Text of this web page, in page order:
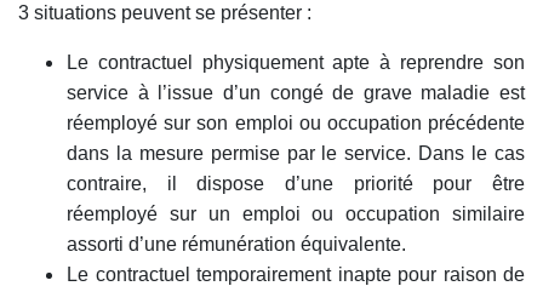
3 situations peuvent se présenter :
Le contractuel physiquement apte à reprendre son
service à l’issue d’un congé de grave maladie est
réemployé sur son emploi ou occupation précédente
dans la mesure permise par le service. Dans le cas
contraire, il dispose d’une priorité pour être
réemployé sur un emploi ou occupation similaire
assorti d’une rémunération équivalente.
Le contractuel temporairement inapte pour raison de